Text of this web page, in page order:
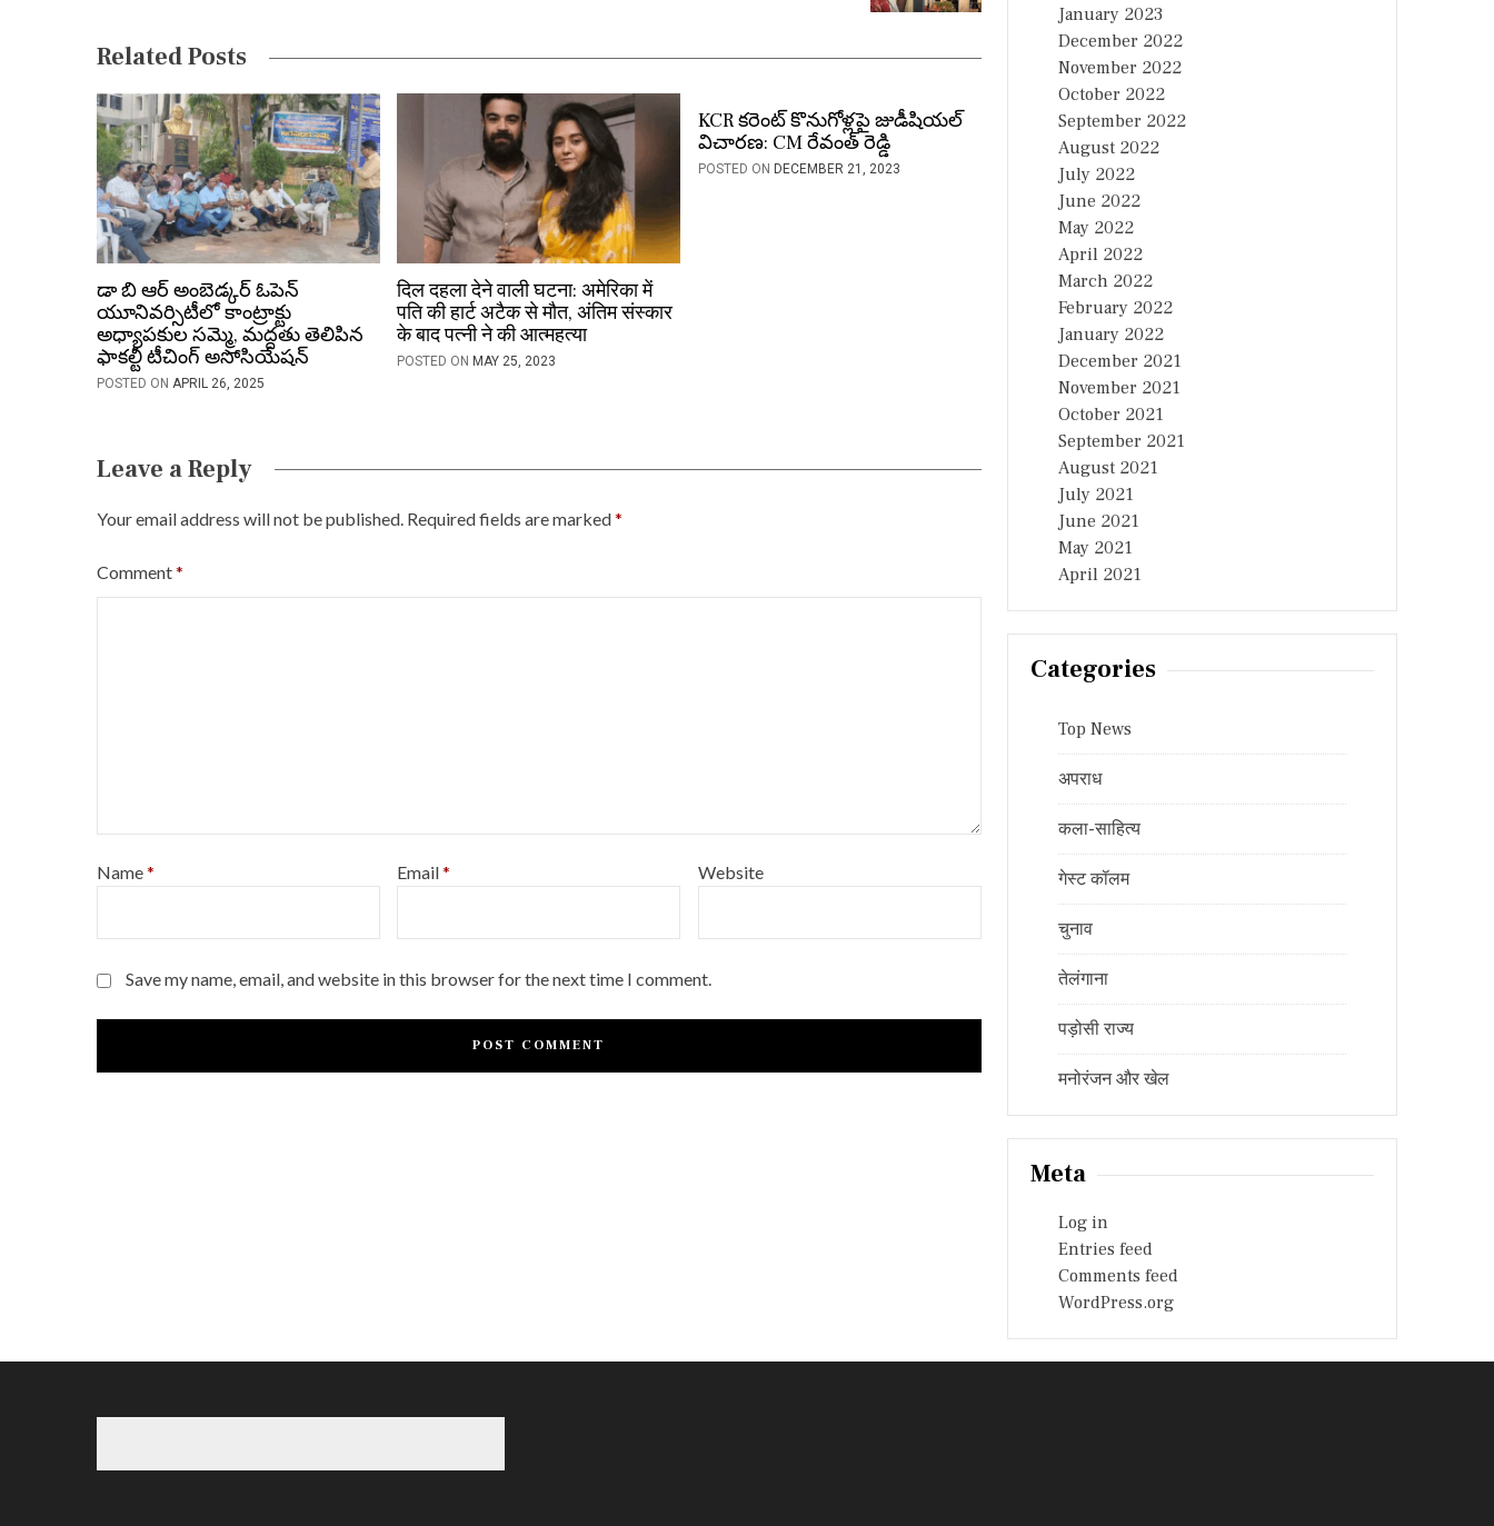
v
i
g
a
t
i
o
n
Related Posts
డా బి ఆర్ అంబెడ్కర్ ఓపెన్
యూనివర్సిటీలో కాంట్రాక్టు
అధ్యాపకుల సమ్మె, మద్దతు తెలిపిన
ఫాకల్టీ టీచింగ్ అసోసియేషన్
POSTED ON APRIL 26, 2025
दिल दहला देने वाली घटना: अमेरिका में
पति की हार्ट अटैक से मौत, अंतिम संस्कार
के बाद पत्नी ने की आत्महत्या
POSTED ONMAY 25, 2023
KCR కరెంట్ కొనుగోళ్లపై జుడీషియల్
విచారణ: CM రేవంత్ రెడ్డి
POSTED ON DECEMBER 21, 2023
Leave a Reply
Your email address will not be published. Required fields are marked*
Comment*
Name* Email* Website
Save my name, email, and website in this browser for the next time I comment.
January 2023
December 2022
November 2022
October 2022
September 2022
August 2022
July 2022
June 2022
May 2022
April 2022
March 2022
February 2022
January 2022
December 2021
November 2021
October 2021
September 2021
August 2021
July 2021
June 2021
May 2021
April 2021
Categories
Top News
अपराध
कला-साहित्य
गेस्ट कॉलम
चुनाव
तेलंगाना
पड़ोसी राज्य
मनोरंजन और खेल
Meta
Log in
Entries feed
Comments feed
WordPress.org